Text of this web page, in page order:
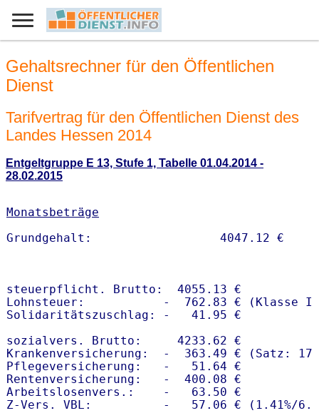
Gehaltsrechner für den Öffentlichen
Dienst
Tarifvertrag für den Öffentlichen Dienst des
Landes Hessen 2014
Entgeltgruppe E 13, Stufe 1, Tabelle 01.04.2014 -
28.02.2015
Monatsbeträge
steuerpflicht. Brutto:  4055.13 €
Lohnsteuer:           -  762.83 € (Klasse I)
Solidaritätszuschlag: -   41.95 €
sozialvers. Brutto:     4233.62 €
Krankenversicherung:  -  363.49 € (Satz:
Pflegeversicherung:   -   51.64 €
Rentenversicherung:   -  400.08 €
Arbeitslosenvers.:    -   63.50 €
Z-Vers. VBL:          -   57.06 € ( 1.41%/